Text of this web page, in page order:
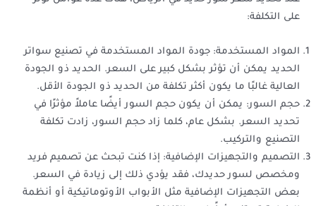
على التكلفة:
المواد المستخدمة: جودة المواد المستخدمة في تصنيع سواتر
الحديد يمكن أن تؤثر بشكل كبير على السعر. الحديد ذو الجودة
العالية غالبًا ما يكون أكثر تكلفة من الحديد ذو الجودة الأقل.
حجم السور: يمكن أن يكون حجم السور أيضًا عاملاً مؤثرًا في
تحديد السعر. بشكل عام، كلما زاد حجم السور، زادت تكلفة
التصنيع والتركيب.
التصميم والتجهيزات الإضافية: إذا كنت تبحث عن تصميم فريد
ومخصص لسور حديدك، فقد يؤدي ذلك إلى زيادة في السعر.
بعض التجهيزات الإضافية مثل الأبواب الأوتوماتيكية أو أنظمة